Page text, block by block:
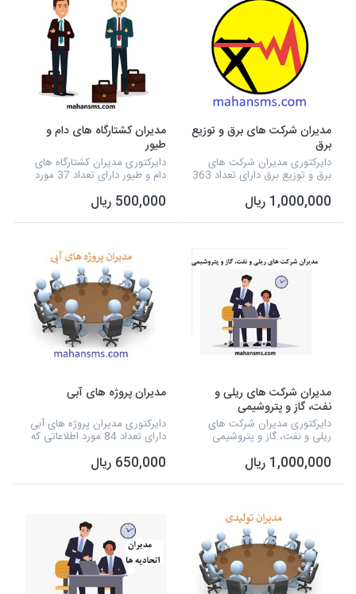
مدیران شرکت های برق و توزیع
برق
دایرکتوری مدیران شرکت های
برق و توزیع برق دارای تعداد 363
فعالیت، نام مدیر، شماره تلفن و
آدرس و... می شود و به صورت
اکسل آماده شده...
1,000,000 ریال
مدیران کشتارگاه های دام و
طیور
دایرکتوری مدیران کشتارگاه های
دام و طیور دارای تعداد 37 مورد
شامل نوع فعالیت، شماره تلفن،
آدرس، نام مدیر، شماره همراه
استان تهر...
500,000 ریال
مدیران شرکت های ریلی و
نفت، گاز و پتروشیمی
دایرکتوری مدیران شرکت های
ریلی و نفت، گاز و پتروشیمی
که شامل نوع فعالیت، نام مدیر،
شماره تلفن، آدرس، سایت، ایمیل
و تفکیک استا...
1,000,000 ریال
مدیران پروژه های آبی
دایرکتوری مدیران پروژه های آبی
دارای تعداد 84 مورد اطلاعاتی که
شماره تلفن، آدرس، شماره همراه
و سایت و... می شود و به صورت
اکسل آما...
650,000 ریال